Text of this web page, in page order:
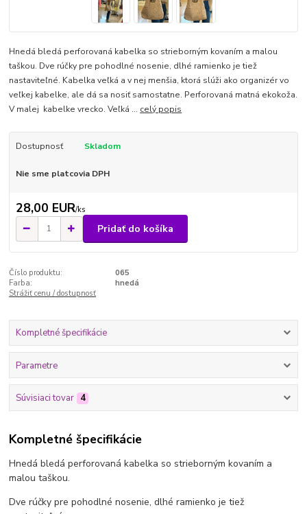
Hnedá bledá perforovaná kabelka so strieborným kovaním a malou
taškou. Dve rúčky pre pohodlné nosenie, dlhé ramienko je tiež
nastaviteľné. Kabelka veľká a v nej menšia, ktorá slúži ako organizér vo
veľkej kabelke, ale dá sa nosiť samostatne. Perforovaná matná ekokoža.
V malej kabelke vrecko. Veľká ... celý popis
Dostupnosť Skladom
Nie sme platcovia DPH
28,00 EUR/ks
Pridať do košíka
Číslo produktu:
065
Farba:
hnedá
Strážiť cenu / dostupnosť
Kompletné špecifikácie
Parametre
Súvisiaci tovar 4
Kompletné špecifikácie
Hnedá bledá perforovaná kabelka so strieborným kovaním a
malou taškou.
Dve rúčky pre pohodlné nosenie, dlhé ramienko je tiež